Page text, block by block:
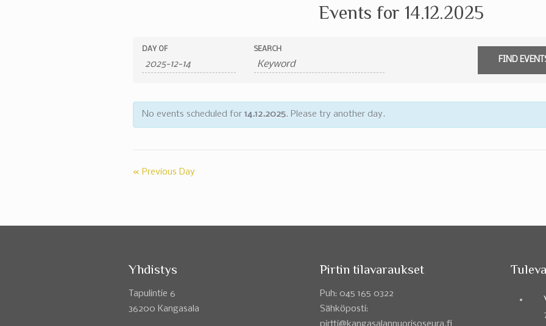
Events for 14.12.2025
Events
Search
Views
Navigation
Events
Search
DAY OF SEARCH
No events scheduled for 14.12.2025. Please try another day.
« Previous Day
Yhdistys
Tapulintie 6
36200 Kangasala
Pirtin tilavaraukset
Puh: 045 165 0322
Sähköposti:
pirtti@kangasalannuorisoseura.fi